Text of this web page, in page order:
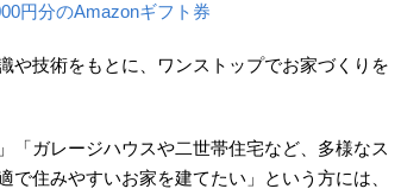
円分のAmazonギフト券
や技術をもとに、ワンストップでお家づくりを
「ガレージハウスや二世帯住宅など、多様なス
住みやすいお家を建てたい」という方には、